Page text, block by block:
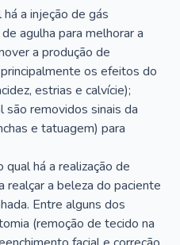
a injeção de gás
agulha para melhorar a
a produção de
os efeitos do
estrias e calvície);
são removidos sinais da
e tatuagem) para
qual há a realização de
realçar a beleza do paciente
Entre alguns dos
(remoção de tecido na